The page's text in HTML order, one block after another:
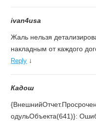
ivan4usa
Жаль нельзя
накладным от каждого
Reply ↓
Кадош
одульОбъекта(641)}: